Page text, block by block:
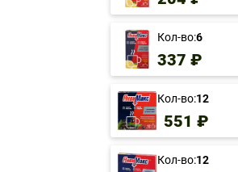
Кол-во:6
337 ₽
Кол-во:12
551 ₽
Кол-во:12